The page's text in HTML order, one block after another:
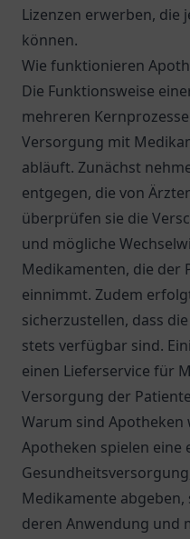
Lizenzen erwerben, die
können.
Wie funktionieren
Die Funktionsweise
mehreren
Versorgung mit
abläuft. Zunächst
entgegen, die von
überprüfen sie die
und mögliche
Medikamenten, die der
einnimmt. Zudem
sicherzustellen, dass
stets verfügbar sind.
einen Lieferservice für
Versorgung der
Warum sind Apotheken
Apotheken spielen eine
Medikamente
deren Anwendung und